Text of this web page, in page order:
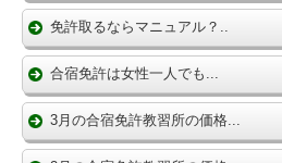
免許取るならマニュアル？..
合宿免許は女性一人でも...
3月の合宿免許教習所の価格...